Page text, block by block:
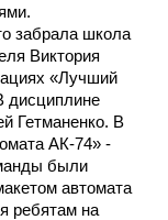
забрала школа
Виктория
«Лучший
дисциплине
Гетманенко. В
АК-74» -
были
автомата
ребятам на